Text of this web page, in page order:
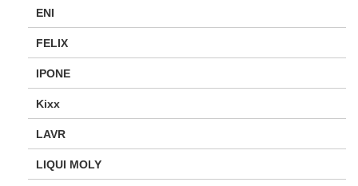
ENI
FELIX
IPONE
Kixx
LAVR
LIQUI MOLY